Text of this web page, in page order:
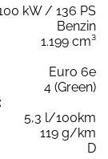
kW / 136 PS
Benzin
1.199 cm³
Euro 6e
4 (Green)
5,3 l/100km
119 g/km
D